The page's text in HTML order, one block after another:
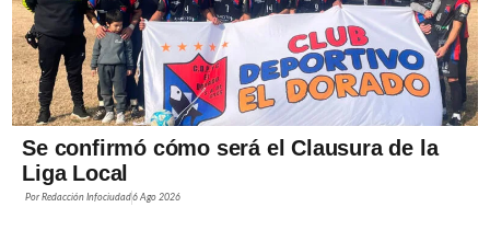
Se confirmó cómo será el Clausura de la
Liga Local
PorRedacción Infociudad6 Ago 2026